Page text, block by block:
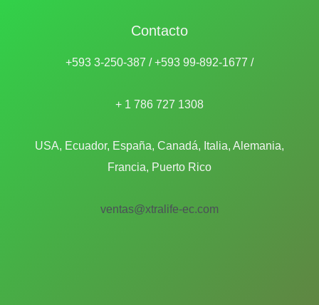
Contacto
+593 3-250-387 / +593 99-892-1677 /
+ 1 786 727 1308
USA, Ecuador, España, Canadá, Italia, Alemania,
Francia, Puerto Rico
ventas@xtralife-ec.com